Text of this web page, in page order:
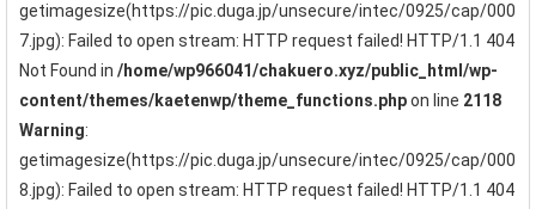
getimagesize(https://pic.duga.jp/unsecure/intec/0925/cap/000
7.jpg): Failed to open stream: HTTP request failed! HTTP/1.1 404
Not Found in /home/wp966041/chakuero.xyz/public_html/wp-
content/themes/kaetenwp/theme_functions.phpon line 2118
Warning:
getimagesize(https://pic.duga.jp/unsecure/intec/0925/cap/000
8.jpg): Failed to open stream: HTTP request failed! HTTP/1.1 404